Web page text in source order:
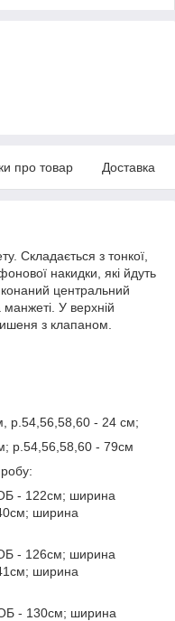
про товар Доставка
Складається з тонкої,
накидки, які йдуть
центральний
У верхній
з клапаном.
р.54,56,58,60 - 24 см;
р.54,56,58,60 - 79см
- 122см; ширина
ширина
- 126см; ширина
ширина
- 130см; ширина